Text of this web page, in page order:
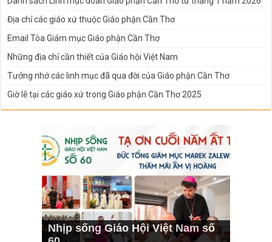
Địa chỉ các giáo xứ thuộc Giáo phận Cần Thơ
Email Tòa Giám mục Giáo phận Cần Thơ
Những địa chỉ cần thiết của Giáo hội Việt Nam
Tưởng nhớ các linh mục đã qua đời của Giáo phận Cần Thơ
Giờ lễ tại các giáo xứ trong Giáo phận Cần Thơ 2025
Nhịp sống Giáo Hội Việt Nam số